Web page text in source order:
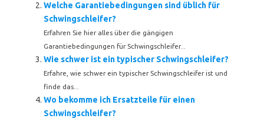
Welche Garantiebedingungen sind üblich für
Schwingschleifer?
Erfahren Sie hier alles über die gängigen
Garantiebedingungen für Schwingschleifer...
Wie schwer ist ein typischer Schwingschleifer?
Erfahre, wie schwer ein typischer Schwingschleifer ist und
finde das...
Wo bekomme ich Ersatzteile für einen
Schwingschleifer?